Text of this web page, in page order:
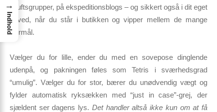
friluftsgrupper, på ekspeditionsblogs – og sikkert også i dit eget
hoved, når du står i butikken og vipper mellem de mange
litermål.
Vælger du for lille, ender du med en sovepose dinglende
udenpå, og pakningen føles som Tetris i sværhedsgrad
“umulig”. Vælger du for stor, bærer du unødvendig vægt og
fylder automatisk ryksækken med “just in case”-grej, der
sjældent ser dagens lys. Det handler altså ikke kun om at få
→
Indhold